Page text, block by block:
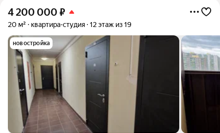
4 200 000 ₽
20 м² квартира-студия 12 этаж из 19
новостройка